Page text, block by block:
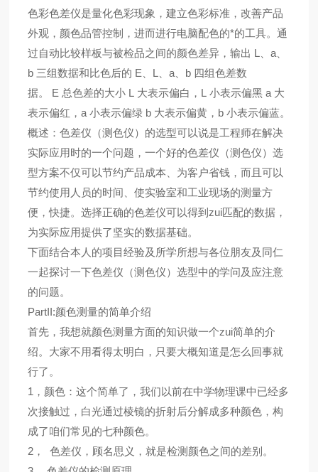
色彩色差仪是量化色彩现象，建立色彩标准，改善产品
外观，颜色品管控制，进而进行电脑配色的*的工具。通
过自动比较样板与被检品之间的颜色差异，输出 L、a、
b 三组数据和比色后的 E、L、a、b 四组色差数
据。 E 总色差的大小 L 大表示偏白，L 小表示偏黑 a 大
表示偏红，a 小表示偏绿 b 大表示偏黄，b 小表示偏蓝。
概述：色差仪（测色仪）的选型可以说是工程师在解决
实际应用时的一个问题，一个好的色差仪（测色仪）选
型方案不仅可以节约产品成本、为客户省钱，而且可以
节约使用人员的时间、使实验室和工业现场的测量方
便，快捷。选择正确的色差仪可以得到zui匹配的数据，
为实际应用提供了坚实的数据基础。
下面结合本人的项目经验及所学所想与各位朋友及同仁
一起探讨一下色差仪（测色仪）选型中的学问及应注意
的问题。
PartII:颜色测量的简单介绍
首先，我想就颜色测量方面的知识做一个zui简单的介
绍。大家不用看得太明白，只要大概知道是怎么回事就
行了。
1，颜色：这个简单了，我们以前在中学物理课中已经多
次接触过，白光通过棱镜的折射后分解成多种颜色，构
成了咱们常见的七种颜色。
2， 色差仪，顾名思义，就是检测颜色之间的差别。